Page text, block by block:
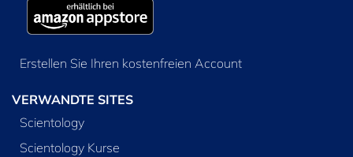
Erstellen Sie Ihren kostenfreien Account
VERWANDTE SITES
Scientology
Scientology Kurse